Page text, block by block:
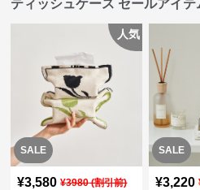
ティッシュケース セールアイテ
SALE
人気
¥3,580 ¥3980(割引前)
SALE
¥3,220